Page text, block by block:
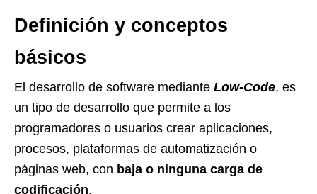
Definición y conceptos
básicos
El desarrollo de software mediante Low-Code, es
un tipo de desarrollo que permite a los
programadores o usuarios crear aplicaciones,
procesos, plataformas de automatización o
páginas web, con baja o ninguna carga de
codificación.